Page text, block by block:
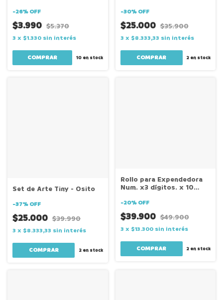
-26%OFF
$3.990 $5.370
3 x $1.330 sin interés
10en stock
-30%OFF
$25.000 $35.900
3 x $8.333,33 sin interés
2 en stock
Set de Arte Tiny - Osito
-37%OFF
$25.000 $39.990
3 x $8.333,33 sin interés
2en stock
Rollo para Expendedora
Num. x3 dígitos. x 10
-20%OFF
$39.900 $49.900
3 x $13.300 sin interés
2 en stock